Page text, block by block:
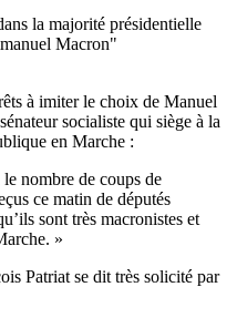
la majorité présidentielle
Macron"
à imiterle choix de Manuel
socialiste qui siège à la
en Marche :
nombre de coups de
ce matin de députés
sont très macronistes et
»
Patriat se dit très solicité par